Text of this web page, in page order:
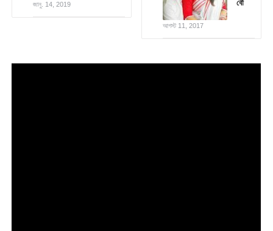
জানু. 14, 2019 বৌ
আগস্ট 11, 2017